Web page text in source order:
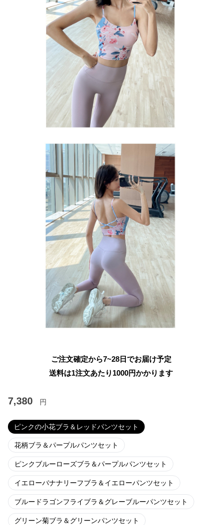
ご注文確定から7~28日でお届け予定
送料は1注文あたり 1000円かかります
7,380 円
ピンクの小花ブラ＆レッドパンツセット
花柄ブラ＆パープルパンツセット
ピンクブルーローズブラ＆パープルパンツセット
イエローバナナリーフブラ＆イエローパンツセット
ブルードラゴンフライブラ＆グレーブルーパンツセット
グリーン菊ブラ＆グリーンパンツセット